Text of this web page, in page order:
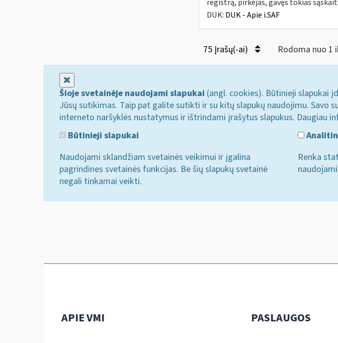
registrą, pirkėjas, gavęs tokias
DUK: DUK - Apie i.SAF
75 Įrašų(-ai) Rodoma nuo 1
Šioje svetainėje naudojami slapukai (angl. cookies). Būtinieji slapukai
Jūsų sutikimas. Taip pat galite sutikti ir su kitų slapukų naudojimu. Savo
interneto naršyklės nustatymus ir ištrindami įrašytus slapukus. Daugiau
Būtinieji slapukai
Naudojami sklandžiam svetainės veikimui ir įgalina
pagrindines svetainės funkcijas. Be šių slapukų svetainė
negali tinkamai veikti.
Renka
APIE VMI PASLAUGOS